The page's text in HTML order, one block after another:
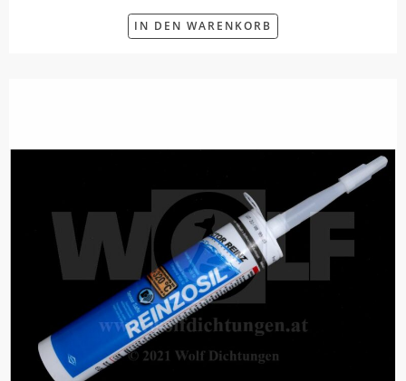
IN DEN WARENKORB